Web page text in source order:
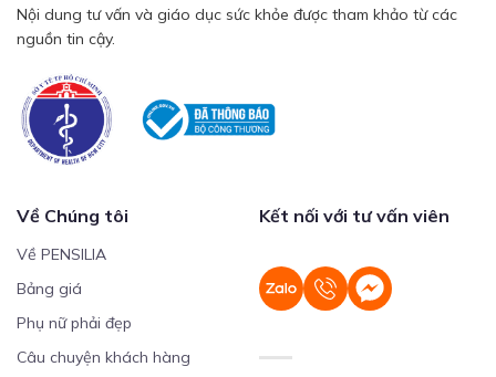
Nội dung tư vấn và giáo dục sức khỏe được tham khảo từ các
nguồn tin cậy.
Về Chúng tôi
Về PENSILIA
Bảng giá
Phụ nữ phải đẹp
Câu chuyện khách hàng
Kết nối với tư vấn viên